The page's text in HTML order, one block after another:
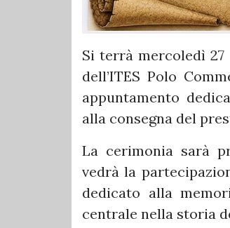
Si terrà mercoledì 27
dell’ITES Polo
appuntamento
alla consegna del
La cerimonia sarà
vedrà la
dedicato alla
centrale nella storia